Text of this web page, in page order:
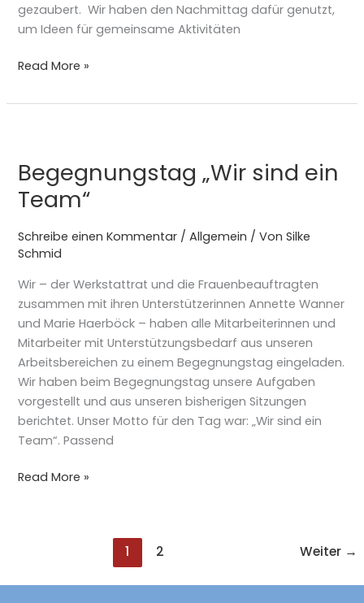
gezaubert. Wir haben den Nachmittag dafür genutzt,
um Ideen für gemeinsame Aktivitäten
Read More »
Begegnungstag „Wir sind ein
Team“
Schreibe einen Kommentar /Allgemein / VonSilke
Schmid
Wir – der Werkstattrat und die Frauenbeauftragten
zusammen mit ihren Unterstützerinnen Annette Wanner
und Marie Haerböck – haben alle Mitarbeiterinnen und
Mitarbeiter mit Unterstützungsbedarf aus unseren
Arbeitsbereichen zu einem Begegnungstag eingeladen.
Wir haben beim Begegnungstag unsere Aufgaben
vorgestellt und aus unseren bisherigen Sitzungen
berichtet. Unser Motto für den Tag war: „Wir sind ein
Team“. Passend
sind
ein
Team“
Read More »
1 2 Weiter →